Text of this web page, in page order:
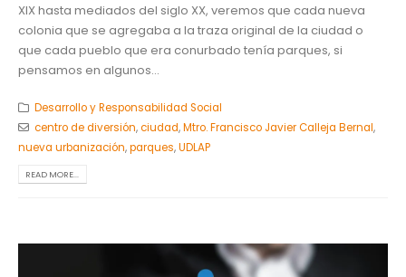
XIX hasta mediados del siglo XX, veremos que cada nueva
colonia que se agregaba a la traza original de la ciudad o
que cada pueblo que era conurbado tenía parques, si
pensamos en algunos...
Desarrollo y Responsabilidad Social
centro de diversión,ciudad,Mtro. Francisco Javier Calleja Bernal,
nueva urbanización,parques,UDLAP
READ MORE...